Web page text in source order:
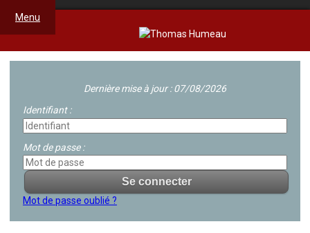
Menu
Dernière mise à jour : 07/08/2026
Identifiant :
Mot de passe :
Mot de passe oublié ?